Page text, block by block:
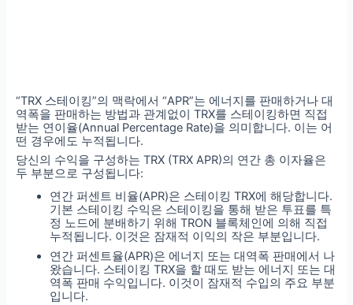
“TRX 스테이킹”의 맥락에서 “APR”는 에너지를 판매하거나 대
역폭을 판매하는 방법과 관계없이 TRX를 스테이킹하면 직접
받는 연이율(Annual Percentage Rate)을 의미합니다. 이는 어
떤 경우에도 누적됩니다.
당신의 수익을 구성하는 TRX (TRX APR)의 연간 총 이자율은
두 부분으로 구성됩니다:
연간 퍼센트 비율(APR)은 스테이킹 TRX에 해당합니다.
기본 스테이킹 수익은 스테이킹을 통해 받은 투표를 특
정 노드에 분배하기 위해 TRON 블록체인에 의해 직접
누적됩니다. 이것은 잠재적 이익의 작은 부분입니다.
연간 퍼센트율(APR)은 에너지 또는 대역폭 판매에서 나
왔습니다. 스테이킹 TRX을 할 때도 받는 에너지 또는 대
역폭 판매 수익입니다. 이것이 잠재적 수입의 주요 부분
입니다.